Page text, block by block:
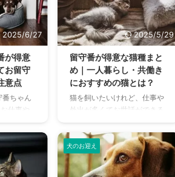
とに強
感じるこ
き起こし
です。
坊だか
まう飼い
ません
とって
放置する
この記事
につ ...
要です。 この記事では、旅行
を心ゆくまで楽しむための準
備と、やむを得ず留守番させ
る場合の安心できる選択肢
を、プロの視点から詳しく解
説します。 もう旅行のたびに
悩む必要はありません。愛犬
も飼い主さんもハッピーにな
れる最適な方法を見つけまし
と持ち物準備が必須であり、
移動手段に応じた安全対策が
重要 愛犬 ...
2025/6/27
が得意
お留守
意点
番ちゃん
仕事や
家に一人
安を感じ
のではな
によって
すが、
2025/5/29
留守番が得意な猫種まと
め｜一人暮らし・共働き
におすすめの猫とは？
猫を飼いたいけれど、仕事や
外出が多くてお世話ができる
か不安…。そんな方にぴった
りなのが「留守番が得意な
猫」です。 実は猫のなかに
は、人の手がなくても落ち着
いて過ごせる性格の猫種が存
犬のお迎え